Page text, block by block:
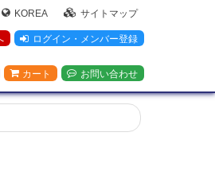
KOREA サイトマップ
ログイン・メンバー登録
カート お問い合わせ